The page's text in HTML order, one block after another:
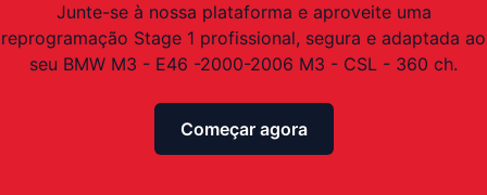
Junte-se à nossa plataforma e aproveite uma
reprogramação Stage 1 profissional, segura e adaptada ao
seu BMW M3 - E46 -2000-2006 M3 - CSL - 360 ch.
Começar agora